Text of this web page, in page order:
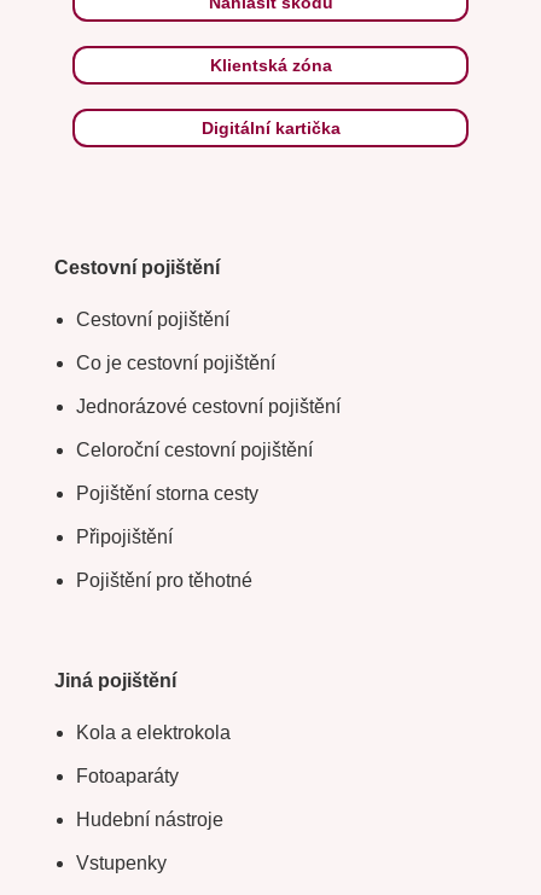
Klientská zóna
Digitální kartička
Cestovní pojištění
Cestovní pojištění
Co je cestovní pojištění
Jednorázové cestovní pojištění
Celoroční cestovní pojištění
Pojištění storna cesty
Připojištění
Pojištění pro těhotné
Jiná pojištění
Kola a elektrokola
Fotoaparáty
Hudební nástroje
Vstupenky